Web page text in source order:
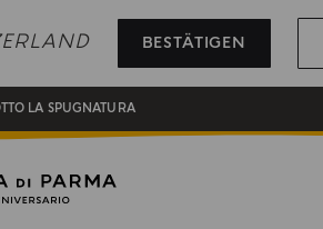
BESTÄTIGEN
SIE EINE WELT VOLLER VORTEILE
BESTELLUNGEN ÜBER CHF 180
LA SPUGNATURA